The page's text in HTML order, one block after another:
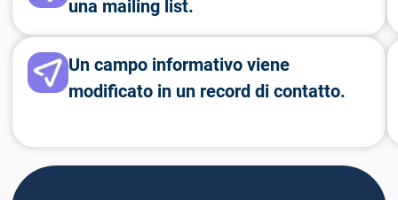
una mailing list.
Un campo informativo viene
modificato in un record di contatto.